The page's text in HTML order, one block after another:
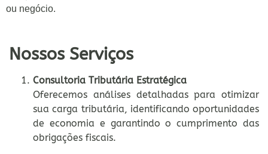
ou negócio.
Nossos Serviços
Consultoria Tributária Estratégica
Oferecemos análises detalhadas para otimizar
sua carga tributária, identificando oportunidades
de economia e garantindo o cumprimento das
obrigações fiscais.